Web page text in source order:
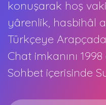
konuşarak hoş
yârenlik, hasbihâl
Türkçeye
Chat imkanını
Sohbet içerisinde